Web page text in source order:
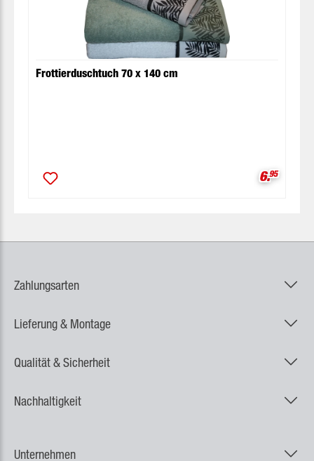
Frottierduschtuch 70 x 140 cm
6.95
Zahlungsarten
Lieferung & Montage
Qualität & Sicherheit
Nachhaltigkeit
Unternehmen